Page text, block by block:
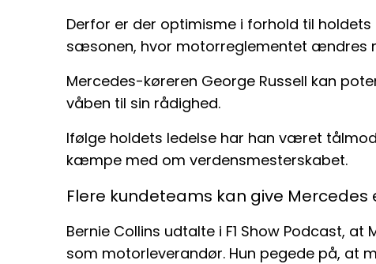
Derfor er der optimisme i forhold til
sæsonen, hvor motorreglementet ændres
Mercedes-køreren George Russell kan
våben til sin rådighed.
Ifølge holdets ledelse har han været
kæmpe med om verdensmesterskabet.
Flere kundeteams kan give Mercedes
Bernie Collins udtalte i F1 Show Podcast,
som motorleverandør. Hun pegede på, at